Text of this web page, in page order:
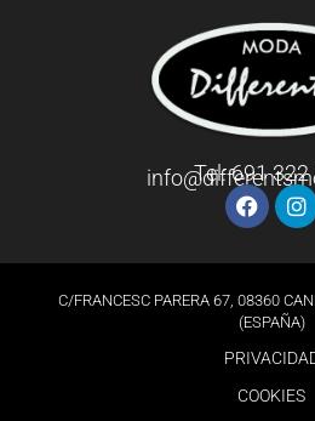
Tel: 691 322
C/FRANCESC PARERA 67, 08360
(ESPAÑA)
COOKIES